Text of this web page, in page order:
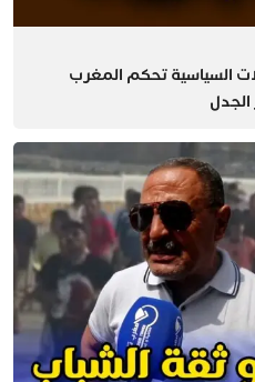
السياسية تحكم المغرب